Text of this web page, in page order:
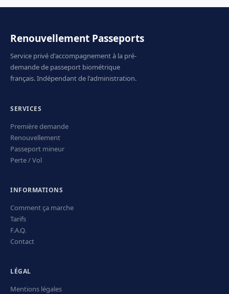
Renouvellement Passeports
Service privé d'accompagnement à la pré-
demande de passeport biométrique
français. Indépendant de l'administration.
SERVICES
Première demande
Renouvellement
Passeport mineur
Perte / Vol
INFORMATIONS
Comment ça marche
Tarifs
F.A.Q.
Contact
LÉGAL
Mentions légales